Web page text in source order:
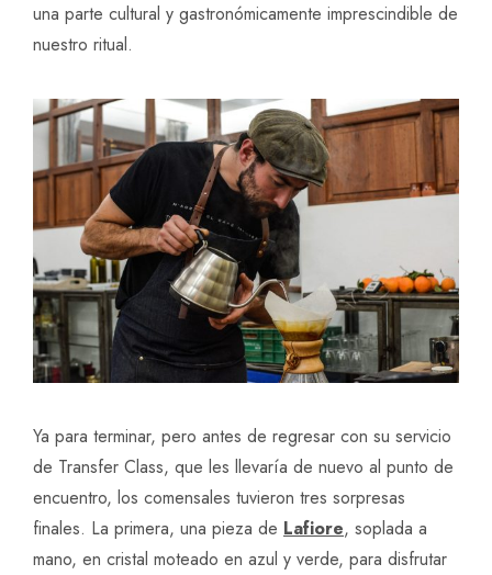
una parte cultural y gastronómicamente imprescindible de
nuestro ritual.
Ya para terminar, pero antes de regresar con su servicio
de Transfer Class, que les llevaría de nuevo al punto de
encuentro, los comensales tuvieron tres sorpresas
finales. La primera, una pieza de Lafiore, soplada a
mano, en cristal moteado en azul y verde, para disfrutar